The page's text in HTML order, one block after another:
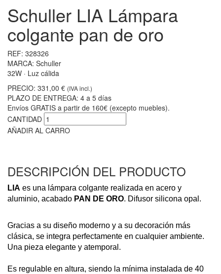
Schuller LIA Lámpara
colgante pan de oro
REF: 328326
MARCA: Schuller
32W · Luz cálida
PRECIO: 331,00 € (IVA incl.)
PLAZO DE ENTREGA: 4 a 5 días
Envíos GRATIS a partir de 160€ (excepto muebles).
CANTIDAD
AÑADIR AL CARRO
DESCRIPCIÓN DEL PRODUCTO
LIA es una lámpara colgante realizada en acero y
aluminio, acabado PAN DE ORO. Difusor silicona opal.
Gracias a su diseño moderno y a su decoración más
clásica, se integra perfectamente en cualquier ambiente.
Una pieza elegante y atemporal.
Es regulable en altura, siendo la mínima instalada de 40